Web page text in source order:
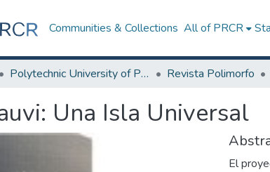
Communities & Collections All of PRCR
Polytechnic University of Puerto Rico Revista Polimorfo
Una Isla Universal
El